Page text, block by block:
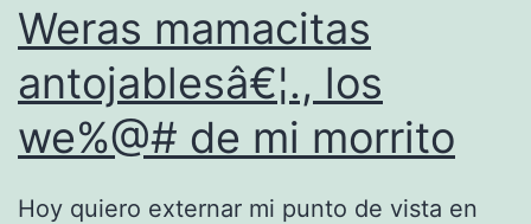
t
n
a
Weras mamacitas
antojablesâ€¦., los
we%@# de mi morrito
Hoy quiero externar mi punto de vista en